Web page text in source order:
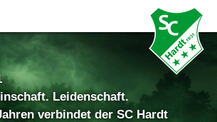
Leidenschaft.
verbindet der SC Hardt